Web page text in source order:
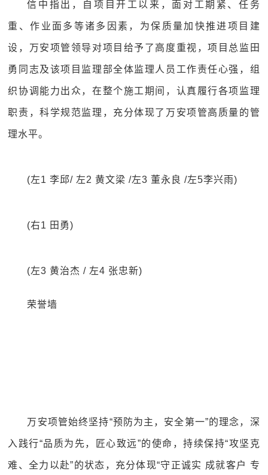
信中指出，自项目开工以来，面对工期紧、任务
重、作业面多等诸多因素，为保质量加快推进项目建
设，万安项管领导对项目给予了高度重视，项目总监田
勇同志及该项目监理部全体监理人员工作责任心强，组
织协调能力出众，在整个施工期间，认真履行各项监理
职责，科学规范监理，充分体现了万安项管高质量的管
理水平。
(左1 李邱/ 左2 黄文梁 /左3 董永良 /左5李兴雨)
(右1 田勇)
(左3 黄治杰 / 左4 张忠新)
荣誉墙
万安项管始终坚持“预防为主，安全第一”的理念，深
入践行“品质为先，匠心致远”的使命，持续保持“攻坚克
难、全力以赴”的状态，充分体现“守正诚实 成就客户 专